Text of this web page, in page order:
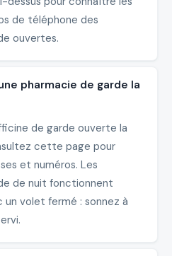
de téléphone des
ouvertes.
pharmacie de garde la
de garde ouverte la
cette page pour
et numéros. Les
de nuit fonctionnent
volet fermé : sonnez à